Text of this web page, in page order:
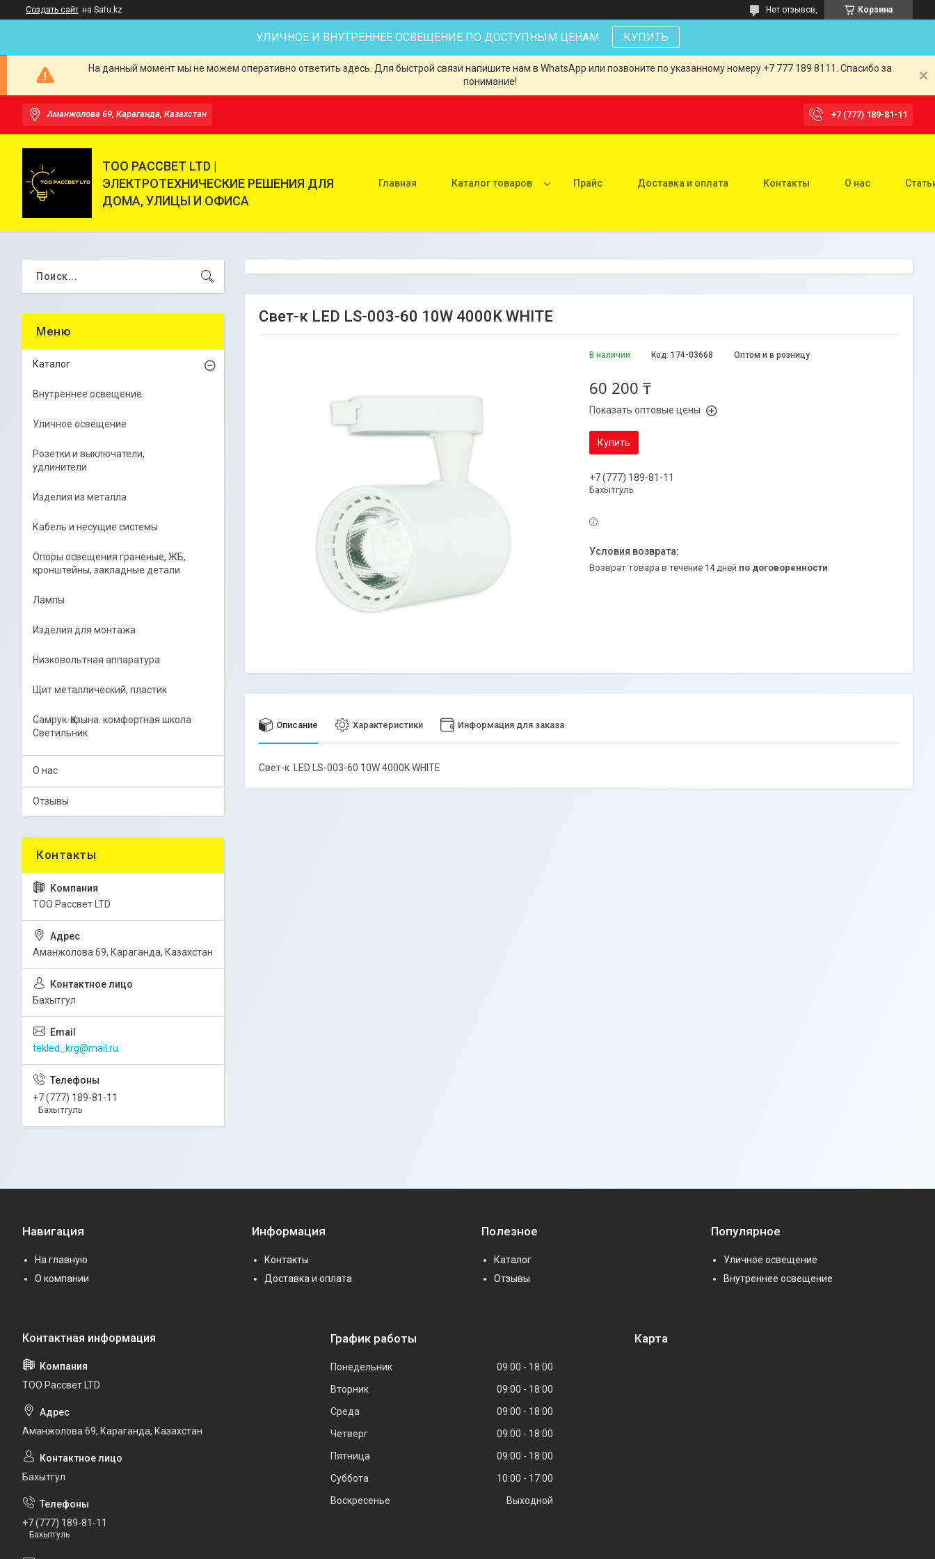
Создать сайт на Satu.kz Корзина
Нет отзывов,
УЛИЧНОЕ И ВНУТРЕННЕЕ ОСВЕЩЕНИЕ ПО ДОСТУПНЫМ ЦЕНАМ КУПИТЬ
На данный момент мы не можем оперативно ответить здесь. Для быстрой связи напишите нам в WhatsApp или позвоните по указанному номеру +7 777 189 8111. Спасибо за
понимание!
Аманжолова 69, Караганда, Казахстан +7 (777) 189-81-11
ТОО РАССВЕТ LTD |
ЭЛЕКТРОТЕХНИЧЕСКИЕ РЕШЕНИЯ ДЛЯ
ДОМА, УЛИЦЫ И ОФИСА
Главная Каталог товаров Прайс Доставка и оплата Контакты О нас
Свет-к LED LS-003-60 10W 4000K WHITE
В наличии Оптом и в розницу
Код: 174-03668
60 200 ₸
Показать оптовые цены
Купить
+7 (777) 189-81-11
Бахытгуль
возврат товара в течение 14 дней по договоренности
Описание Характеристики Информация для заказа
Свет-к LED LS-003-60 10W 4000K WHITE
Каталог
Внутреннее освещение
Уличное освещение
Розетки и выключатели,
удлинители
Изделия из металла
Кабель и несущие системы
Опоры освещения граненые, ЖБ,
кронштейны, закладные детали
Лампы
Изделия для монтажа
Низковольтная аппаратура
Щит металлический, пластик
Самрук-Қазына. комфортная школа
Светильник
О нас
Отзывы
ТОО Рассвет LTD
Аманжолова 69, Караганда, Казахстан
Бахытгул
tekled_krg@mail.ru
+7 (777) 189-81-11
Бахытгуль
Навигация
На главную
О компании
Информация
Контакты
Доставка и оплата
Полезное
Каталог
Отзывы
Популярное
Уличное освещение
Внутреннее освещение
ТОО Рассвет LTD
Аманжолова 69, Караганда, Казахстан
Бахытгул
+7 (777) 189-81-11
Бахытгуль
График работы
Понедельник 09:00
18:00
Вторник
09:00
18:00
Среда
09:00
18:00
Четверг
09:00
18:00
Пятница
09:00
18:00
Суббота
10:00
17:00
Воскресенье
Выходной
Карта